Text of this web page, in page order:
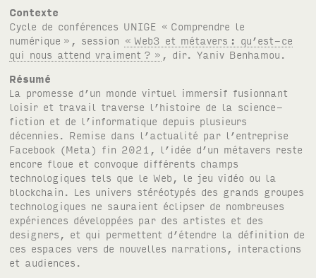
Contexte
Cycle de conférences UNIGE « Comprendre le
numérique », session « Web3 et métavers : qu’est-ce
qui nous attend vraiment ? »
, dir. Yaniv Benhamou.
Résumé
La promesse d’un monde virtuel immersif fusionnant
loisir et travail traverse l’histoire de la science-
fiction et de l’informatique depuis plusieurs
décennies. Remise dans l’actualité par l’entreprise
Facebook (Meta) fin 2021, l’idée d’un métavers reste
encore floue et convoque différents champs
technologiques tels que le Web, le jeu vidéo ou la
blockchain. Les univers stéréotypés des grands groupes
technologiques ne sauraient éclipser de nombreuses
expériences développées par des artistes et des
designers, et qui permettent d’étendre la définition de
ces espaces vers de nouvelles narrations, interactions
et audiences.